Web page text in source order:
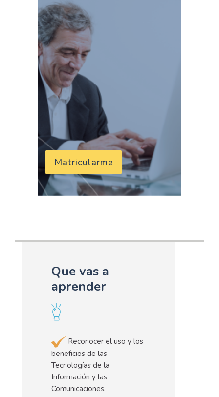
Matricularme
Que vas a
aprender
Reconocer el uso y los
beneficios de las
Tecnologías de la
Información y las
Comunicaciones.